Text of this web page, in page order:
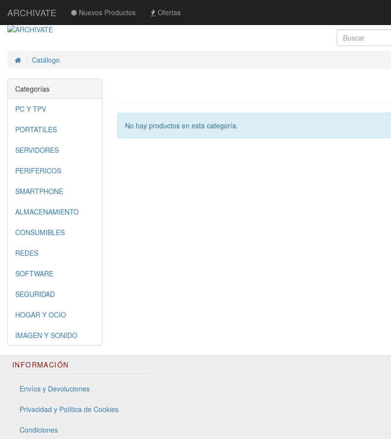
ARCHIVATE Nuevos Productos Ofertas
InicioCatálogo
No hay productos en esta categoría.
Categorías
PC Y TPV
PORTATILES
SERVIDORES
PERIFERICOS
SMARTPHONE
ALMACENAMIENTO
CONSUMIBLES
REDES
SOFTWARE
SEGURIDAD
HOGAR Y OCIO
IMAGEN Y SONIDO
INFORMACIÓN
Envíos y Devoluciones
Privacidad y Política de Cookies
Condiciones